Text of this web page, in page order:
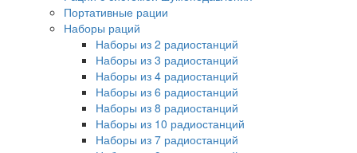
Портативные рации
Наборы раций
Наборы из 2 радиостанций
Наборы из 3 радиостанций
Наборы из 4 радиостанций
Наборы из 6 радиостанций
Наборы из 8 радиостанций
Наборы из 10 радиостанций
Наборы из 7 радиостанций